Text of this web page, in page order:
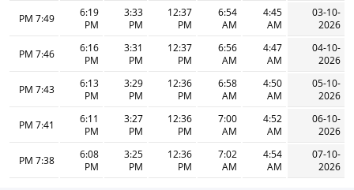
03-10-
2026
4:45
AM
6:54
AM
12:37
PM
3:33
PM
6:19
PM
7:49 PM
04-10-
2026
4:47
AM
6:56
AM
12:37
PM
3:31
PM
6:16
PM
7:46 PM
05-10-
2026
4:50
AM
6:58
AM
12:36
PM
3:29
PM
6:13
PM
7:43 PM
06-10-
2026
4:52
AM
7:00
AM
12:36
PM
3:27
PM
6:11
PM
7:41 PM
07-10-
2026
4:54
AM
7:02
AM
12:36
PM
3:25
PM
6:08
PM
7:38 PM